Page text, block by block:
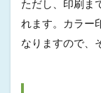
ただし、印刷ま
れます。カラー
なりますので、